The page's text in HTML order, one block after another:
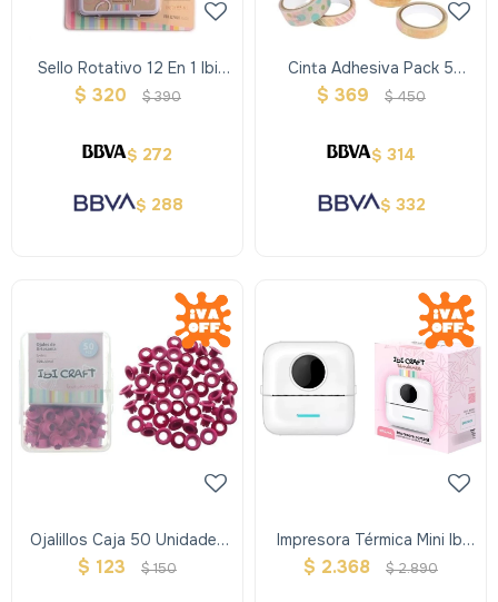
Sello Rotativo 12 En 1 Ibi
Crafrt -travel Y Almohadilla
$ 320 $390
$ 272
$ 288
Cinta Adhesiva Pack 5
Bullet Journal- Ibi Craft
$ 369 $450
$ 314
$ 332
Ojalillos Caja 50 Unidades
Ibi Craft
$ 123 $150
Impresora Térmica Mini Ibi
Craft Portátil Con Rollo
$ 2.368 $2.890